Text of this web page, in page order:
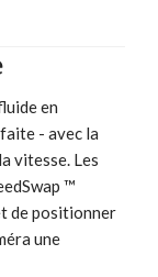
en
- avec la
vitesse. Les
™
de positionner
une